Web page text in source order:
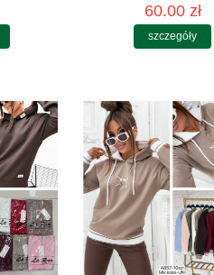
60.00 zł
szczegóły